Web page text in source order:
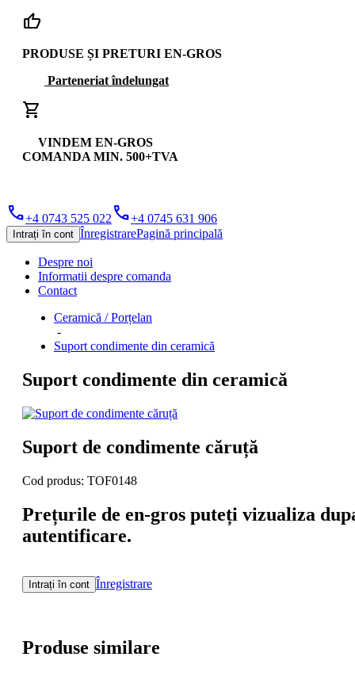
thumb_up
PRODUSE ȘI PRETURI EN-GROS
Parteneriat îndelungat
shopping_cart
VINDEM EN-GROS
COMANDA MIN. 500+TVA
phone+4 0743 525 022 phone+4 0745 631 906
Intrați în cont ÎnregistrarePagină principală
Despre noi
Informatii despre comanda
Contact
Ceramică / Porțelan
-
Suport condimente din ceramică
Suport condimente din ceramică
Suport de condimente căruță
Cod produs: TOF0148
Prețurile de en-gros puteți vizualiza
autentificare.
Intrați în cont Înregistrare
Produse similare